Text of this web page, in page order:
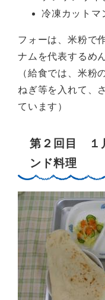
冷凍カットマ
フォーは、米粉で
ナムを代表するめ
（給食では、米粉
ねぎ等を入れて、
ています）
第２回目 １
ンド料理